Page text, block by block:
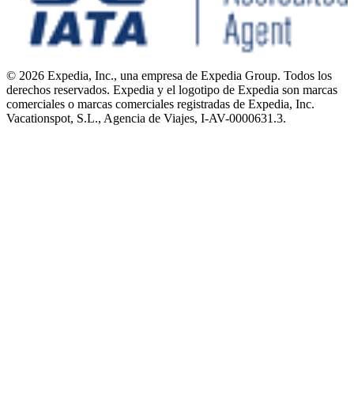
© 2026 Expedia, Inc., una empresa de Expedia Group. Todos los
derechos reservados. Expedia y el logotipo de Expedia son marcas
comerciales o marcas comerciales registradas de Expedia, Inc.
Vacationspot, S.L., Agencia de Viajes, I-AV-0000631.3.